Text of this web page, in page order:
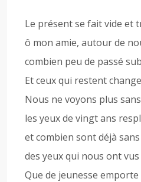
Le présent se fait vide et
ô mon amie, autour de
combien peu de passé
Et ceux qui restent
Nous ne voyons plus
les yeux de vingt ans
et combien sont déjà
des yeux qui nous ont
Que de jeunesse emporte